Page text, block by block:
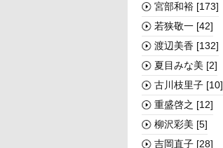
宮部和裕 [173]
若狭敬一 [42]
渡辺美香 [132]
夏目みな美 [2]
古川枝里子 [10]
重盛啓之 [12]
柳沢彩美 [5]
吉岡直子 [28]